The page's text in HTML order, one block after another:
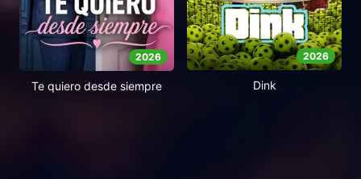
2026
Te quiero desde siempre
2026
Dink